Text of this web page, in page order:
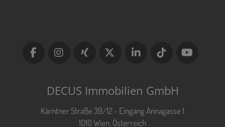
DECUS Immobilien GmbH
Kärntner Straße 39/12 - Eingang Annagasse 1
1010 Wien, Österreich